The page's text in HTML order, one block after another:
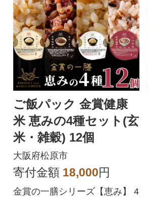
ご飯パック 金賞健康
米 恵みの4種セット(玄
米・雑穀) 12個
大阪府松原市
寄付金額 18,000円
金賞の一膳シリーズ【恵み】 4